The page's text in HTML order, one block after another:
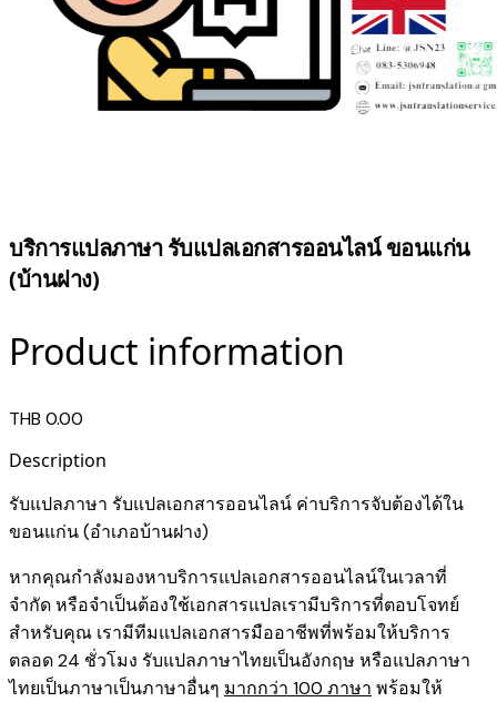
บริการแปลภาษา รับแปลเอกสารออนไลน์ ขอนแก่น
(บ้านฝาง)
Product information
THB 0.00
Description
รับแปลภาษา รับแปลเอกสารออนไลน์ ค่าบริการจับต้องได้ใน
ขอนแก่น (อำเภอบ้านฝาง)
หากคุณกำลังมองหาบริการแปลเอกสารออนไลน์ในเวลาที่
จำกัด หรือจำเป็นต้องใช้เอกสารแปลเรามีบริการที่ตอบโจทย์
สำหรับคุณ เรามีทีมแปลเอกสารมืออาชีพที่พร้อมให้บริการ
ตลอด 24 ชั่วโมง รับแปลภาษาไทยเป็นอังกฤษ หรือแปลภาษา
ไทยเป็นภาษาเป็นภาษาอื่นๆ มากกว่า 100 ภาษา พร้อมให้